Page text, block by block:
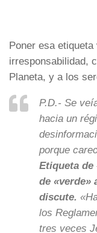
Poner esa
irresponsabilidad,
Planeta, y a los
P.D.- Se
hacia un
porque
Etiqueta de
de «verde»
discute.
los
tres veces